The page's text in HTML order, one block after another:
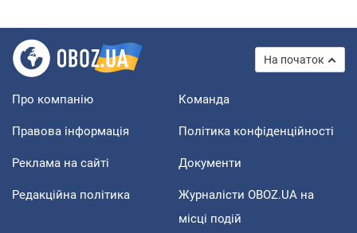
На початок
Про компанію Команда
Правова інформація Політика конфіденційності
Реклама на сайті Документи
Редакційна політика
Журналісти OBOZ.UA на
місці подій